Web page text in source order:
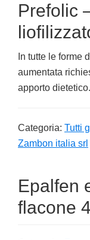
Prefolic
In tutte le forme
aumentata
apporto dietetico.
Categoria: Tutti
Zambon italia srl
Epalfen
flacone